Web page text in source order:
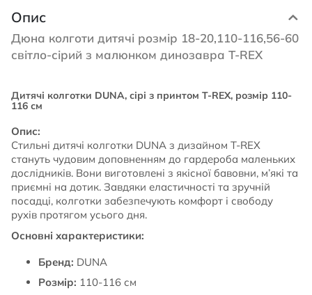
Опис
Дюна колготи дитячі розмір 18-20,110-116,56-60
світло-сірий з малюнком динозавра T-REX
Дитячі колготки DUNA, сірі з принтом T-REX, розмір 110-
116 см
Опис:
Стильні дитячі колготки DUNA з дизайном T-REX
стануть чудовим доповненням до гардероба маленьких
дослідників. Вони виготовлені з якісної бавовни, м’які та
приємні на дотик. Завдяки еластичності та зручній
посадці, колготки забезпечують комфорт і свободу
рухів протягом усього дня.
Основні характеристики:
Бренд: DUNA
Розмір: 110-116 см